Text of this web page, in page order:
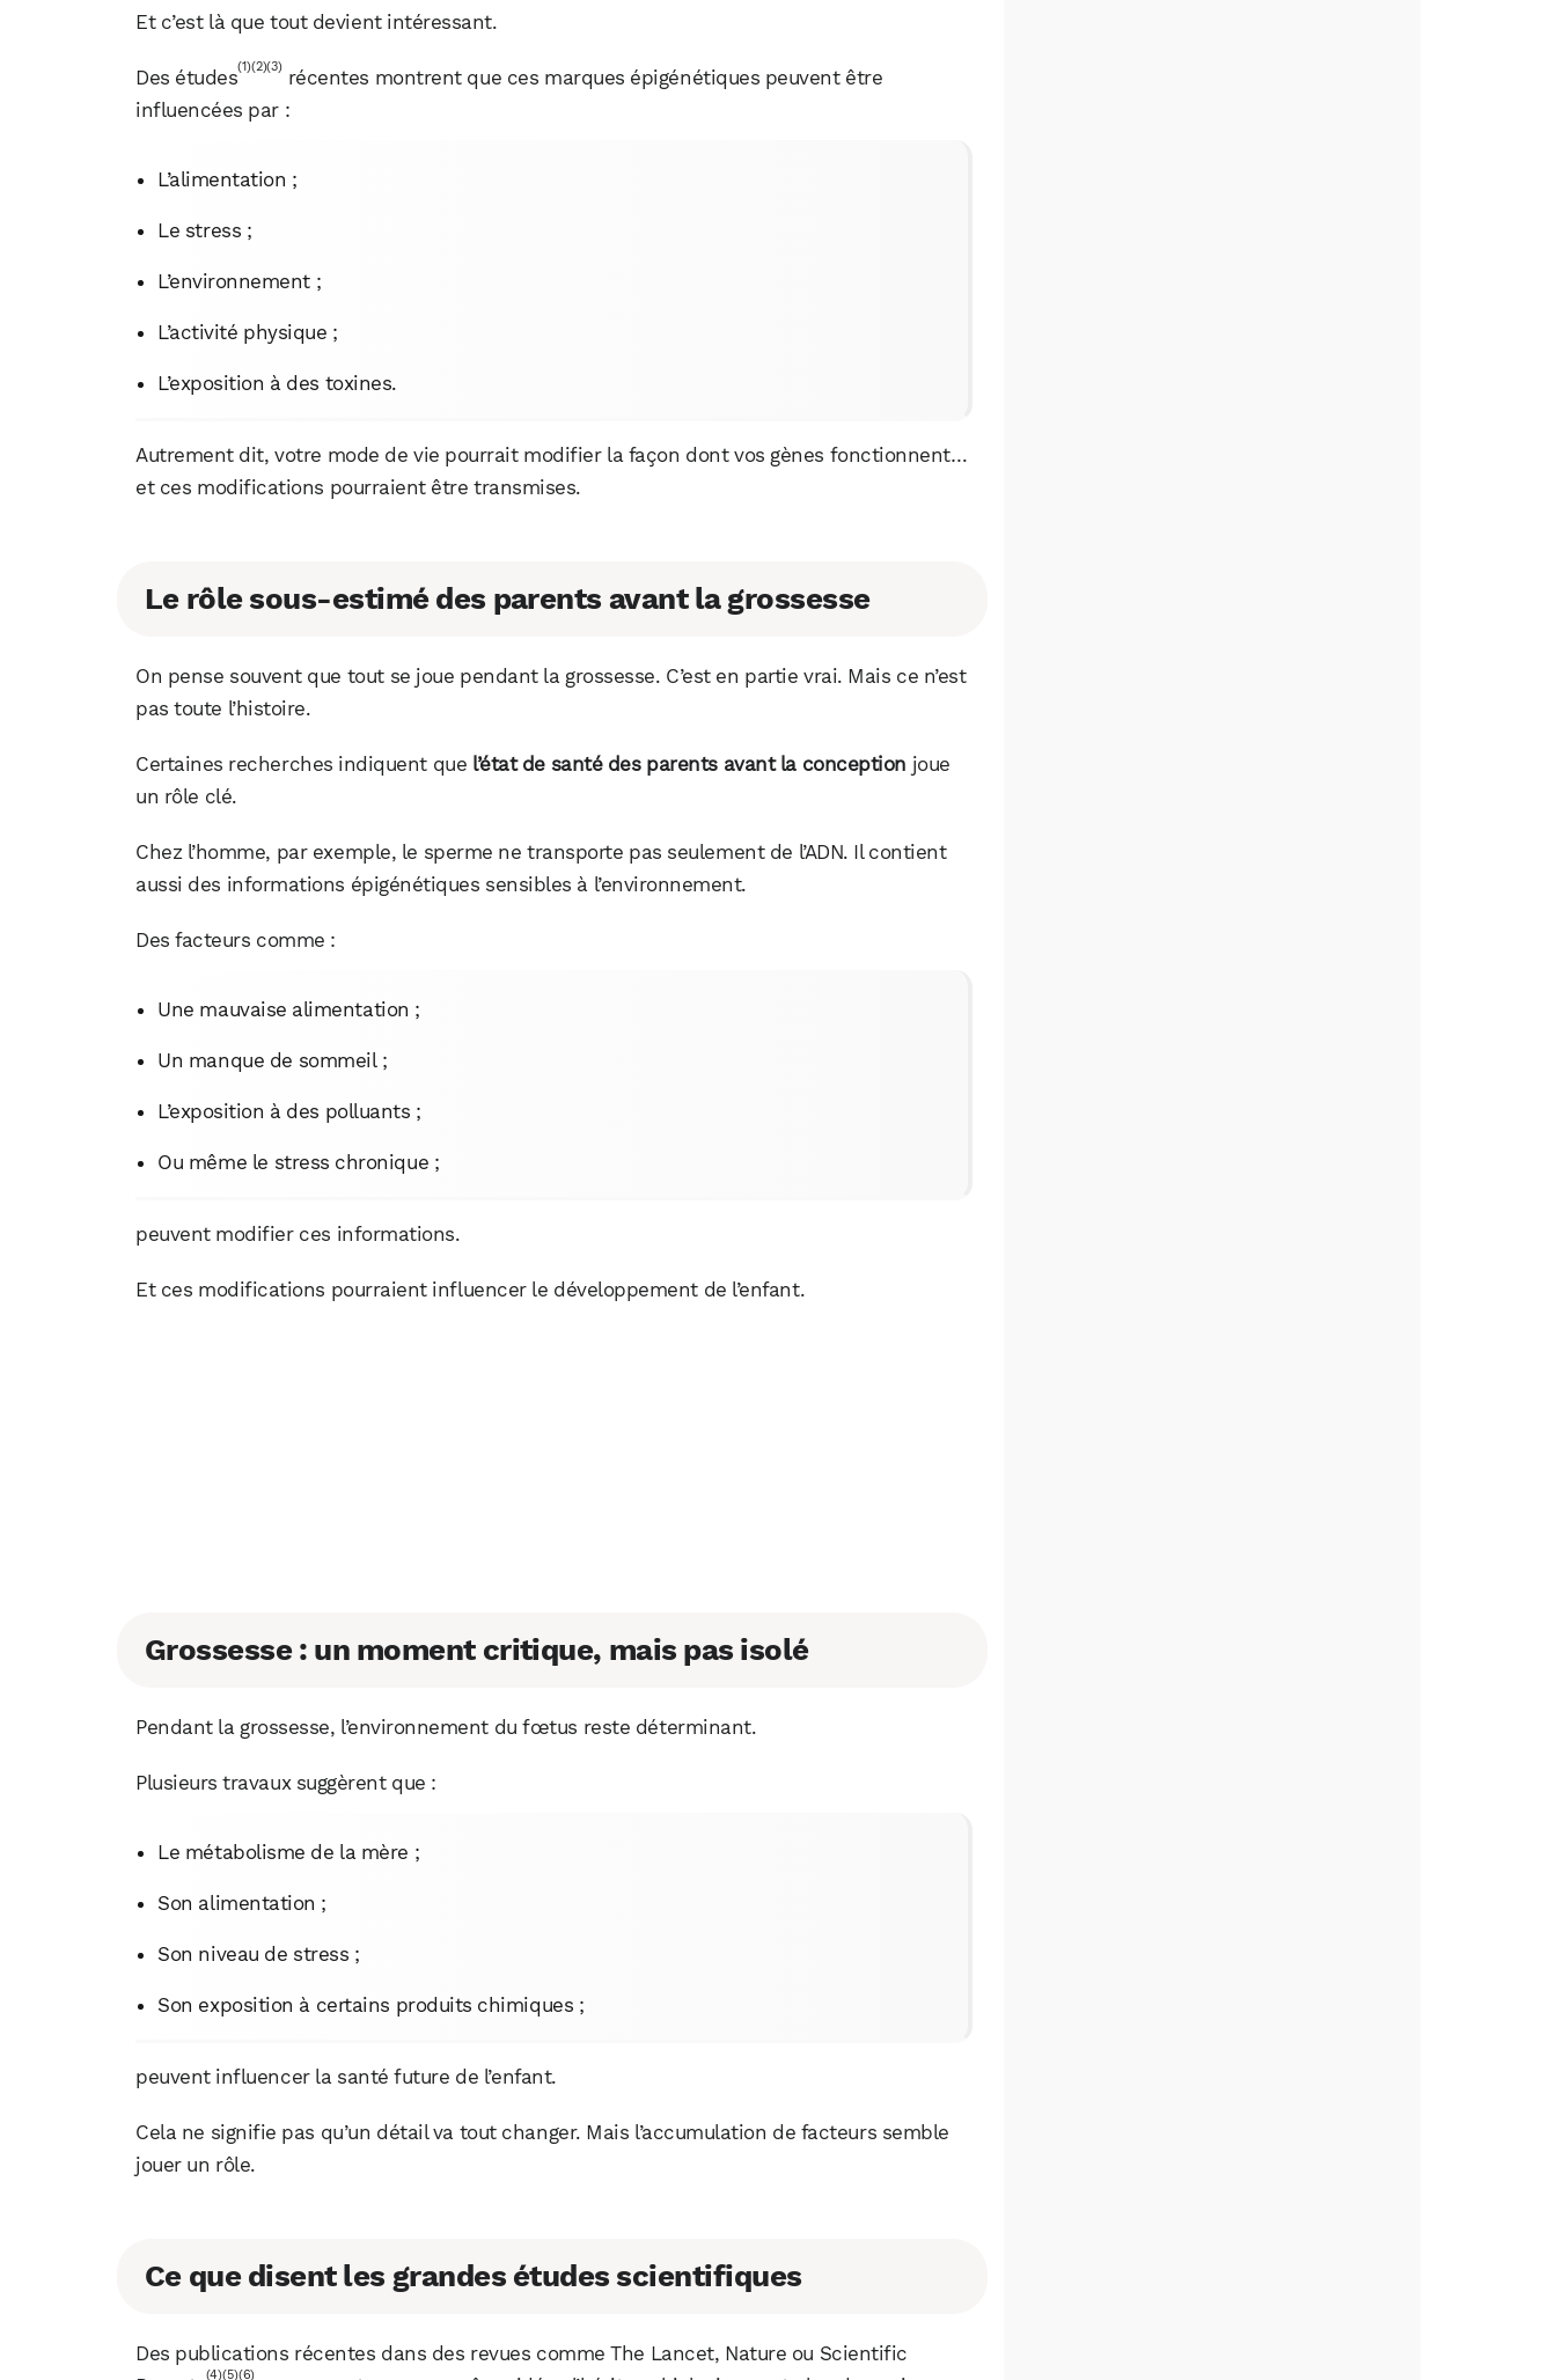
Et c’est là que tout devient intéressant.
Des études(1)(2)(3) récentes montrent que ces marques épigénétiques peuvent être
influencées par :
L’alimentation ;
Le stress ;
L’environnement ;
L’activité physique ;
L’exposition à des toxines.
Autrement dit, votre mode de vie pourrait modifier la façon dont vos gènes fonctionnent…
et ces modifications pourraient être transmises.
Le rôle sous-estimé des parents avant la grossesse
On pense souvent que tout se joue pendant la grossesse. C’est en partie vrai. Mais ce n’est
pas toute l’histoire.
Certaines recherches indiquent que l’état de santé des parents avant la conception joue
un rôle clé.
Chez l’homme, par exemple, le sperme ne transporte pas seulement de l’ADN. Il contient
aussi des informations épigénétiques sensibles à l’environnement.
Des facteurs comme :
Une mauvaise alimentation ;
Un manque de sommeil ;
L’exposition à des polluants ;
Ou même le stress chronique ;
peuvent modifier ces informations.
Et ces modifications pourraient influencer le développement de l’enfant.
Grossesse : un moment critique, mais pas isolé
Pendant la grossesse, l’environnement du fœtus reste déterminant.
Plusieurs travaux suggèrent que :
Le métabolisme de la mère ;
Son alimentation ;
Son niveau de stress ;
Son exposition à certains produits chimiques ;
peuvent influencer la santé future de l’enfant.
Cela ne signifie pas qu’un détail va tout changer. Mais l’accumulation de facteurs semble
jouer un rôle.
Ce que disent les grandes études scientifiques
Des publications récentes dans des revues comme The Lancet, Nature ou Scientific
(4)(5)(6)